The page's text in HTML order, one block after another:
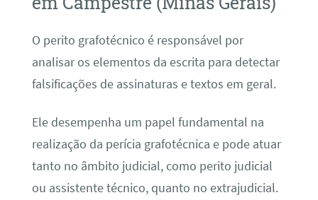
O perito grafotécnico é responsável por
analisar os elementos da escrita para detectar
falsificações de assinaturas e textos em geral.
Ele desempenha um papel fundamental na
realização da perícia grafotécnica e pode atuar
tanto no âmbito judicial, como perito judicial
ou assistente técnico, quanto no extrajudicial.